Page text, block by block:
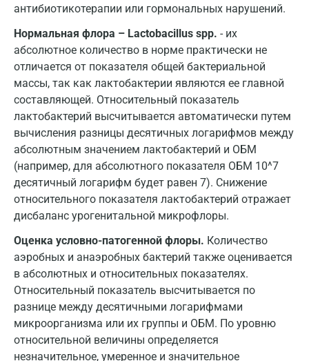
антибиотикотерапии или гормональных нарушений.
Нормальная флора – Lactobacillus spp. - их
абсолютное количество в норме практически не
отличается от показателя общей бактериальной
массы, так как лактобактерии являются ее главной
составляющей. Относительный показатель
лактобактерий высчитывается автоматически путем
вычисления разницы десятичных логарифмов между
абсолютным значением лактобактерий и ОБМ
(например, для абсолютного показателя ОБМ 10^7
десятичный логарифм будет равен 7). Снижение
относительного показателя лактобактерий отражает
дисбаланс урогенитальной микрофлоры.
Оценка условно-патогенной флоры. Количество
аэробных и анаэробных бактерий также оценивается
в абсолютных и относительных показателях.
Относительный показатель высчитывается по
разнице между десятичными логарифмами
микроорганизма или их группы и ОБМ. По уровню
относительной величины определяется
незначительное, умеренное и значительное